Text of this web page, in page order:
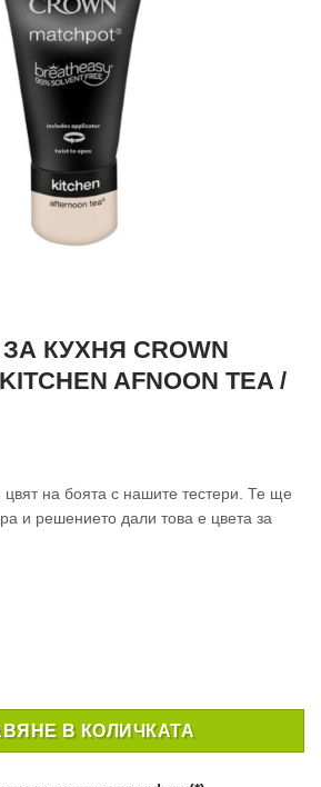
КУХНЯ CROWN
AFNOON TEA /
на боята с нашите тестери. Те ще
и решението дали това е цвета за
БОЯ ЗА КУХНЯ CROWN EASYCLEAN
В КОЛИЧКАТА